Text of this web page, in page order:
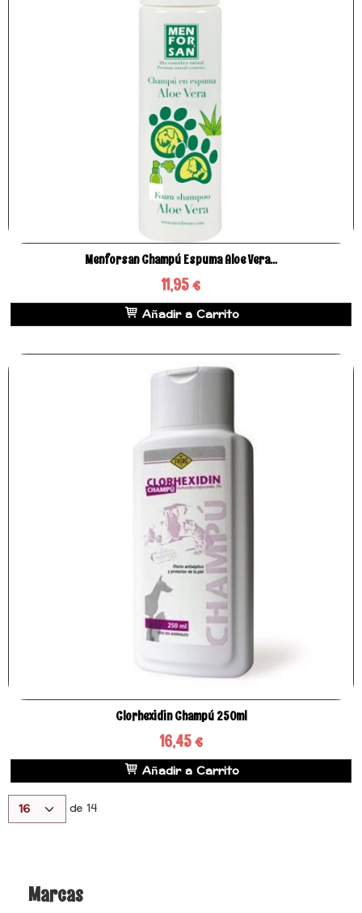
Marcas
Menforsan Champú Espuma Aloe Vera...
11,95 €
Añadir a Carrito
Clorhexidin Champú 250ml
16,45 €
Añadir a Carrito
de 14